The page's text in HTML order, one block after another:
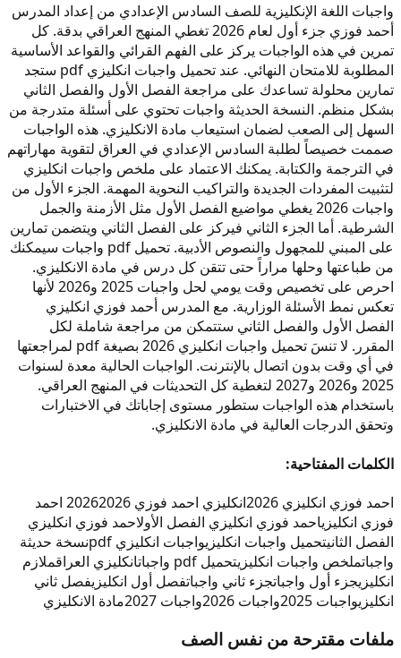
واجبات اللغة الإنكليزية للصف السادس الإعدادي من إعداد المدرس
أحمد فوزي جزء أول لعام 2026 تغطي المنهج العراقي بدقة. كل
تمرين في هذه الواجبات يركز على الفهم القرائي والقواعد الأساسية
المطلوبة للامتحان النهائي. عند تحميل واجبات انكليزي pdf ستجد
تمارين محلولة تساعدك على مراجعة الفصل الأول والفصل الثاني
بشكل منظم. النسخة الحديثة واجبات تحتوي على أسئلة متدرجة من
السهل إلى الصعب لضمان استيعاب مادة الانكليزي. هذه الواجبات
صممت خصيصاً لطلبة السادس الإعدادي في العراق لتقوية مهاراتهم
في الترجمة والكتابة. يمكنك الاعتماد على ملخص واجبات انكليزي
لتثبيت المفردات الجديدة والتراكيب النحوية المهمة. الجزء الأول من
واجبات 2026 يغطي مواضيع الفصل الأول مثل الأزمنة والجمل
الشرطية. أما الجزء الثاني فيركز على الفصل الثاني ويتضمن تمارين
على المبني للمجهول والنصوص الأدبية. تحميل pdf واجبات سيمكنك
من طباعتها وحلها مراراً حتى تتقن كل درس في مادة الانكليزي.
احرص على تخصيص وقت يومي لحل واجبات 2025 و2026 لأنها
تعكس نمط الأسئلة الوزارية. مع المدرس أحمد فوزي انكليزي
الفصل الأول والفصل الثاني ستتمكن من مراجعة شاملة لكل
المقرر. لا تنسَ تحميل واجبات انكليزي 2026 بصيغة pdf لمراجعتها
في أي وقت بدون اتصال بالإنترنت. الواجبات الحالية معدة لسنوات
2025 و2026 و2027 لتغطية كل التحديثات في المنهج العراقي.
باستخدام هذه الواجبات ستطور مستوى إجاباتك في الاختبارات
وتحقق الدرجات العالية في مادة الانكليزي.
الكلمات المفتاحية:
احمد فوزي انكليزي 2026
انكليزي احمد فوزي 2026
2026 احمد
فوزي انكليزياحمد فوزي انكليزي الفصل الأولاحمد فوزي انكليزي
الفصل الثانيتحميل واجبات انكليزيواجبات انكليزي pdf
نسخة حديثة
واجباتملخص واجبات انكليزيتحميل pdf واجبات انكليزي العراقملازم
انكليزيجزء أول واجباتجزء ثاني واجباتفصل أول انكليزيفصل ثاني
انكليزيواجبات 2025 واجبات 2026 واجبات 2027 مادة الانكليزي
ملفات مقترحة من نفس الصف